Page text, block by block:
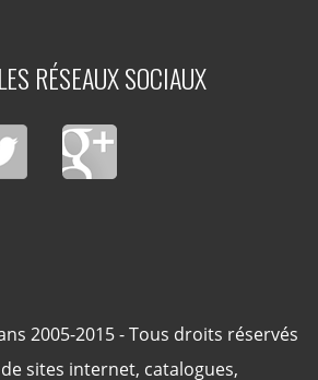
RÉSEAUX SOCIAUX
2005-2015 - Tous droits réservés
sites internet, catalogues,